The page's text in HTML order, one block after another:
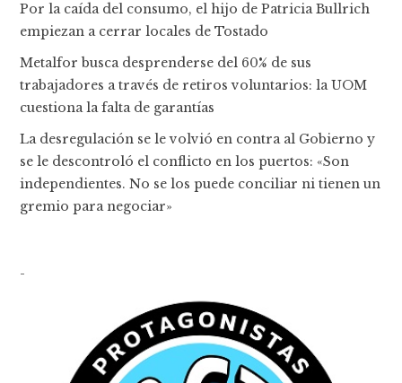
Por la caída del consumo, el hijo de Patricia Bullrich
empiezan a cerrar locales de Tostado
Metalfor busca desprenderse del 60% de sus
trabajadores a través de retiros voluntarios: la UOM
cuestiona la falta de garantías
La desregulación se le volvió en contra al Gobierno y
se le descontroló el conflicto en los puertos: «Son
independientes. No se los puede conciliar ni tienen un
gremio para negociar»
-